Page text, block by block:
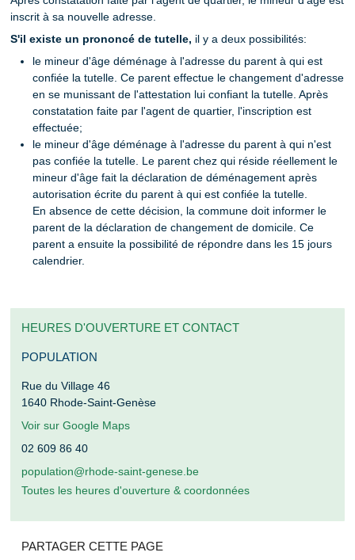
inscrit à sa nouvelle adresse.
S'il existe un prononcé de tutelle, il y a deux possibilités:
le mineur d'âge déménage à l'adresse du parent à qui est
confiée la tutelle. Ce parent effectue le changement d'adresse
en se munissant de l'attestation lui confiant la tutelle. Après
constatation faite par l'agent de quartier, l'inscription est
effectuée;
le mineur d'âge déménage à l'adresse du parent à qui n'est
pas confiée la tutelle. Le parent chez qui réside réellement le
mineur d'âge fait la déclaration de déménagement après
autorisation écrite du parent à qui est confiée la tutelle.
En absence de cette décision, la commune doit informer le
parent de la déclaration de changement de domicile. Ce
parent a ensuite la possibilité de répondre dans les 15 jours
calendrier.
HEURES D'OUVERTURE ET CONTACT
POPULATION
Rue du Village 46
1640 Rhode-Saint-Genèse
Voir sur Google Maps
02 609 86 40
population@rhode-saint-genese.be
Toutes les heures d'ouverture & coordonnées
PARTAGER CETTE PAGE